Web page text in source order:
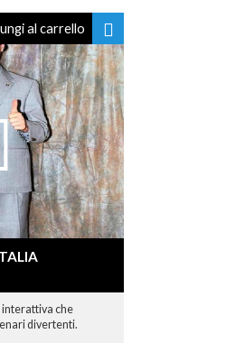
al carrello
interattiva che
divertenti.